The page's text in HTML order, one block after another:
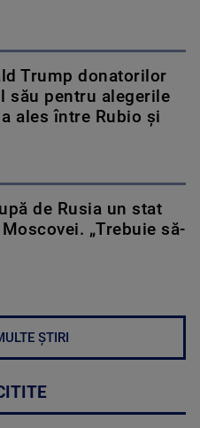
Trump donatorilor
său pentru alegerile
ales între Rubio și
de Rusia un stat
„Trebuie să-
ȘTIRI